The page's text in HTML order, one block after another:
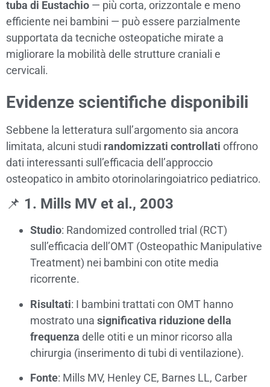
tuba di Eustachio — più corta, orizzontale e meno
efficiente nei bambini — può essere parzialmente
supportata da tecniche osteopatiche mirate a
migliorare la mobilità delle strutture craniali e
cervicali.
Evidenze scientifiche disponibili
Sebbene la letteratura sull’argomento sia ancora
limitata, alcuni studi randomizzati controllati offrono
dati interessanti sull’efficacia dell’approccio
osteopatico in ambito otorinolaringoiatrico pediatrico.
📌 1. Mills MV et al., 2003
Studio: Randomized controlled trial (RCT)
sull’efficacia dell’OMT (Osteopathic Manipulative
Treatment) nei bambini con otite media
ricorrente.
Risultati: I bambini trattati con OMT hanno
mostrato una significativa riduzione della
frequenza delle otiti e un minor ricorso alla
chirurgia (inserimento di tubi di ventilazione).
Fonte: Mills MV, Henley CE, Barnes LL, Carber